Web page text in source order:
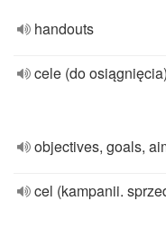
handouts
cele (do osiągnięcia)
objectives, goals,
cel (kampanii.